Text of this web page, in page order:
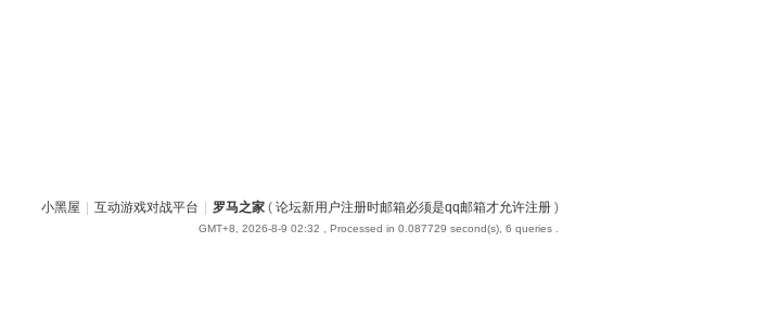
小黑屋 互动游戏对战平台 罗马之家 ( 论坛新用户注册时邮箱必须是qq邮箱才允许注册 )
GMT+8, 2026-8-9 02:32 , Processed in 0.087729 second(s), 6 queries .